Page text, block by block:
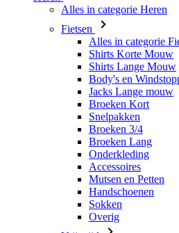
Shirts Lange Mouw
Body's en
Jacks Lange mouw
Broeken Kort
Snelpakken
Broeken 3/4
Broeken Lang
Onderkleding
Accessoires
Mutsen en Petten
Handschoenen
Sokken
Overig
Vrije tijd
Alles in categorie
T-shirts
Hoodie
Mutsen en Petten